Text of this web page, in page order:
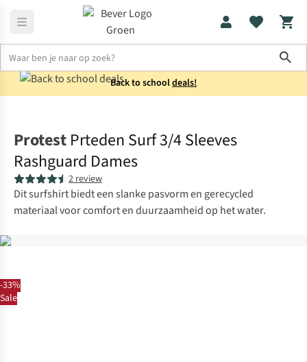
Back to schooldeals!
-33%
Sale
Protest Prteden Surf 3/4 Sleeves
Rashguard Dames
2 review
Dit surfshirt biedt een slanke pasvorm en gerecycled
materiaal voor comfort en duurzaamheid op het water.